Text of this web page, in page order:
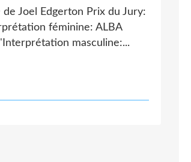
Joel Edgerton Prix du Jury:
féminine: ALBA
masculine:...